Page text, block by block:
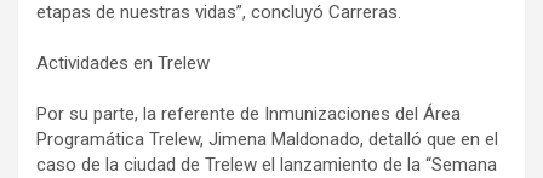
etapas de nuestras vidas”, concluyó Carreras.
Actividades en Trelew
Por su parte, la referente de Inmunizaciones del Área
Programática Trelew, Jimena Maldonado, detalló que en el
caso de la ciudad de Trelew el lanzamiento de la “Semana